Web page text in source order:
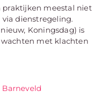
praktijken meestal niet
dienstregeling.
Koningsdag) is
met klachten